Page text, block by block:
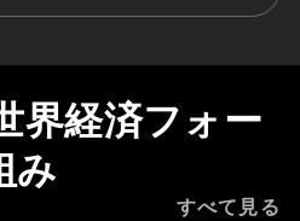
界経済フォー
み
すべて見る